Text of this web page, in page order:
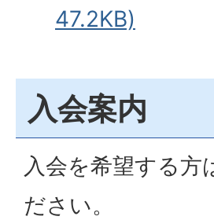
47.2KB)
入会案内
入会を希望する
ださい。